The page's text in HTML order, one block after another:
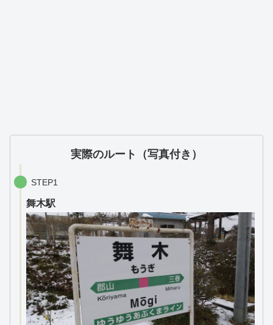
実際のルート（写真付き）
STEP1
舞木駅